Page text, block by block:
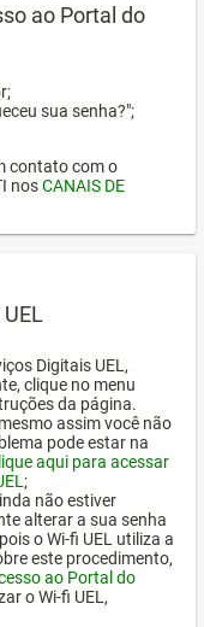
ao Portal do
sua senha?";
contato com o
nosCANAIS DE
Digitais UEL,
clique no menu
da página.
assim você não
pode estar na
aqui para acessar
;
não estiver
alterar a sua senha
o Wi-fi UEL utiliza a
este procedimento,
ao Portal do
o Wi-fi UEL,